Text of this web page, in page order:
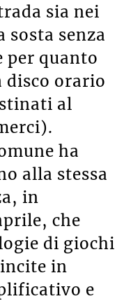
sia nei
sosta senza
per quanto
disco orario
al
ha
alla stessa
in
che
di giochi
in
e